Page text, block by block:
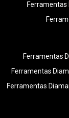
Ferramentas
Ferramentas
Ferramentas
Ferramentas